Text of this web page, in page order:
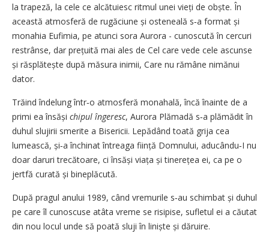
la trapeză, la cele ce alcătuiesc ritmul unei vieți de obște. În
această atmosferă de rugăciune și osteneală s‑a format și
monahia Eufimia, pe atunci sora Aurora - cunoscută în cercuri
restrânse, dar prețuită mai ales de Cel care vede cele ascunse
și răsplătește după măsura inimii, Care nu rămâne nimănui
dator.
Trăind îndelung într‑o atmosferă monahală, încă înainte de a
primi ea însăși chipul îngeresc, Aurora Plămadă s‑a plămădit în
duhul slujirii smerite a Bisericii. Lepădând toată grija cea
lumească, și‑a închinat întreaga ființă Domnului, aducându‑I nu
doar daruri trecătoare, ci însăși viața și tinerețea ei, ca pe o
jertfă curată și bineplăcută.
După pragul anului 1989, când vremurile s‑au schimbat și duhul
pe care îl cunoscuse atâta vreme se risipise, sufletul ei a căutat
din nou locul unde să poată sluji în liniște și dăruire.